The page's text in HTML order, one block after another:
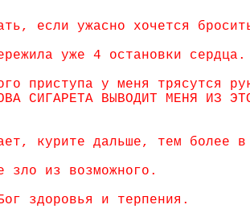
если ужасно хочется
уже 4 остановки сердца.
приступа у меня трясутся
СИГАРЕТА ВЫВОДИТ МЕНЯ ИЗ
курите дальше, тем более в
зло из возможного.
здоровья и терпения.